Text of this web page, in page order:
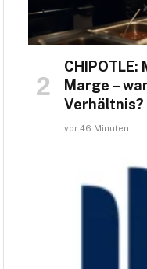
Marge –
Verhältnis?
vor 46 Minuten